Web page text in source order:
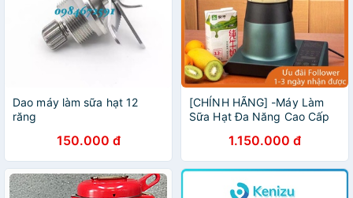
Dao máy làm sữa hạt 12
răng
150.000 đ
[CHÍNH HÃNG] -Máy Làm
Sữa Hạt Đa Năng Cao Cấp
Bảo Hành 12 Tháng
1.150.000 đ